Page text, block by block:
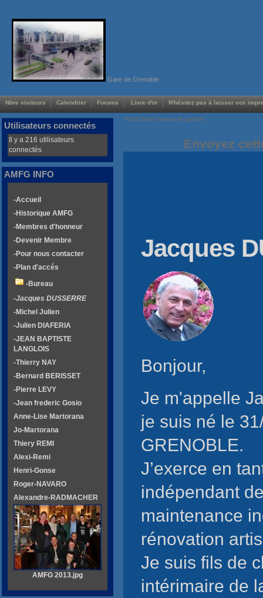
Gare de Grenoble
Nbre visiteurs Calendrier Forums Livre d'or N'hésitez pas à laisser vos
Voir/Cacher menus de gauche
Envoyez
Jacques
Bonjour,
Je m'appelle
je suis né le
GRENOBLE.
J’exerce en
indépendant
maintenance
rénovation
Je suis fils de
intérimaire de
Utilisateurs connectés
Il y a 216 utilisateurs
connectés
AMFG INFO
-Accueil
-Historique AMFG
-Membres d'honneur
-Devenir Membre
-Pour nous contacter
-Plan d'accés
-Bureau
-Jacques DUSSERRE
-Michel Julien
-Julien DIAFERIA
-JEAN BAPTISTE
LANGLOIS
-Thierry NAY
-Bernard BERISSET
-Pierre LEVY
-Jean frederic Gosio
Anne-Lise Martorana
Jo-Martorana
Thiery REMI
Alexi-Remi
Henri-Gonse
Roger-NAVARO
Alexandre-RADMACHER
AMFG 2013.jpg